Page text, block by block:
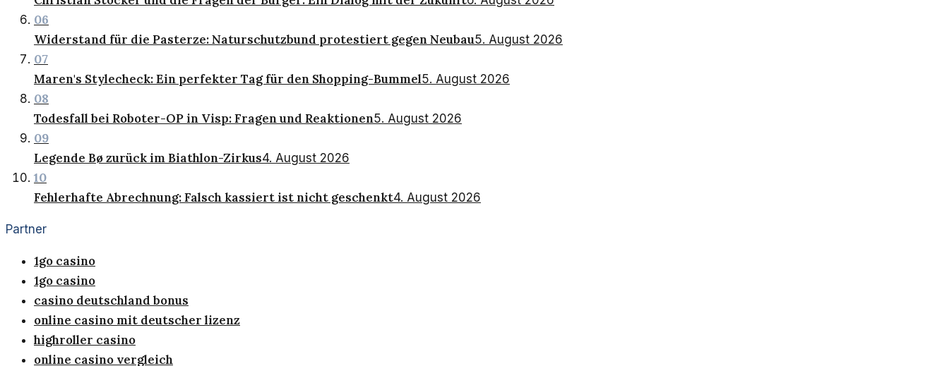
06
Widerstand für die Pasterze: Naturschutzbund protestiert gegen Neubau5. August 2026
07
Maren's Stylecheck: Ein perfekter Tag für den Shopping-Bummel5. August 2026
08
Todesfall bei Roboter-OP in Visp: Fragen und Reaktionen5. August 2026
09
Legende Bø zurück im Biathlon-Zirkus4. August 2026
10
Fehlerhafte Abrechnung: Falsch kassiert ist nicht geschenkt4. August 2026
Partner
1go casino
1go casino
casino deutschland bonus
online casino mit deutscher lizenz
highroller casino
online casino vergleich